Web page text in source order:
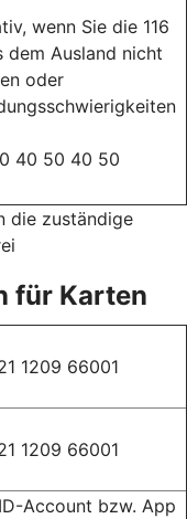
wenn Sie die 116
dem Ausland nicht
oder
40 50 40 50
die zuständige
für Karten
1209 66001
1209 66001
Account bzw. App